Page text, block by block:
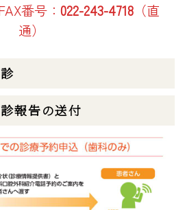
番号： 022-243-4718 （直
通）
報告の送付